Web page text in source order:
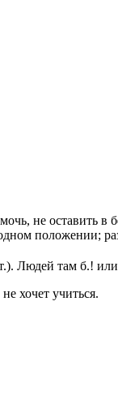
не оставить в
положении;
). Людей там б.! или
хочет учиться.